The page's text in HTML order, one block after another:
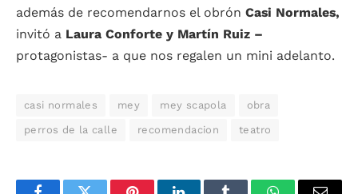
además de recomendarnos el obrón Casi Normales,
invitó a Laura Conforte y Martín Ruiz –
protagonistas- a que nos regalen un mini adelanto.
casi normales mey mey scapola obra
perros de la calle recomendacion teatro